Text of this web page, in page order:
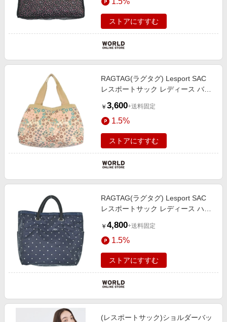
ストアにすすむ
RAGTAG(ラグタグ) Lesport SAC
レスポートサック レディース バッ
￥ 3,600+送料固定
1.5%
ストアにすすむ
RAGTAG(ラグタグ) Lesport SAC
レスポートサック レディース ハン
￥ 4,800+送料固定
1.5%
ストアにすすむ
(レスポートサック)ショルダーバッ